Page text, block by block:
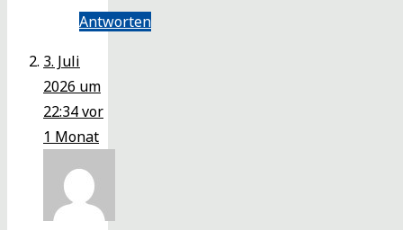
Antworten
3. Juli
2026 um
22:34vor
1 Monat